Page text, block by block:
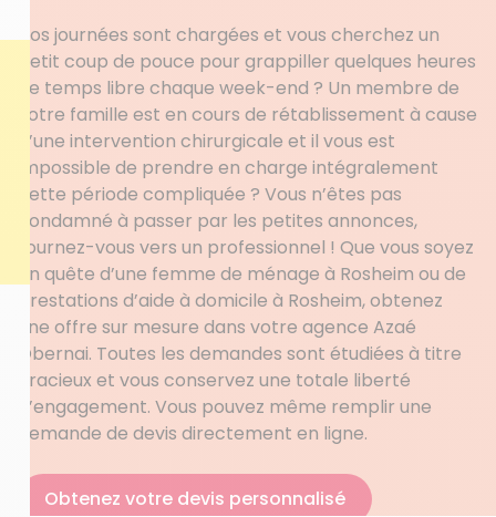
Vos journées sont chargées et vous cherchez un
petit coup de pouce pour grappiller quelques heures
de temps libre chaque week-end ? Un membre de
votre famille est en cours de rétablissement à cause
d’une intervention chirurgicale et il vous est
impossible de prendre en charge intégralement
cette période compliquée ? Vous n’êtes pas
condamné à passer par les petites annonces,
tournez-vous vers un professionnel ! Que vous soyez
en quête d’une femme de ménage à Rosheim ou de
prestations d’aide à domicile à Rosheim, obtenez
une offre sur mesure dans votre agence Azaé
Obernai. Toutes les demandes sont étudiées à titre
gracieux et vous conservez une totale liberté
d’engagement. Vous pouvez même remplir une
demande de devis directement en ligne.
Obtenez votre devis personnalisé